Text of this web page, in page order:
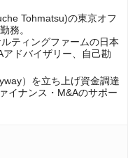
Tohmatsu)の東京オフ
務。
ティングファームの日本
ドバイザリー、自己勘
）を立ち上げ資金調達
イナンス・M&Aのサポー